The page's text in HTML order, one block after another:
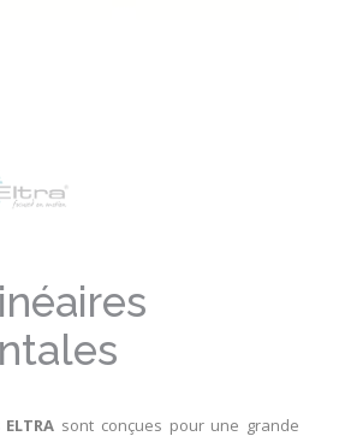
sont conçues pour une grande